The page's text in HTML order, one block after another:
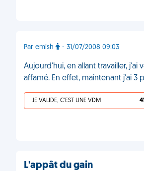
Par emish - 31/07/2008 09:03
Aujourd'hui, en allant travailler,
affamé. En effet, maintenant j'ai 3
JE VALIDE, C'EST UNE VDM
L'appât du gain